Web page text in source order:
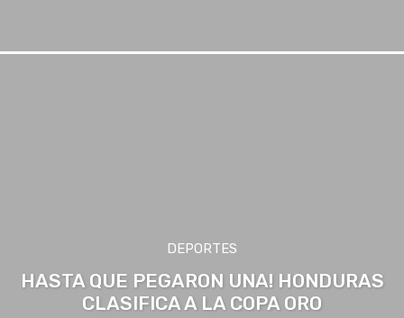
DEPORTES
HASTA QUE PEGARON UNA! HONDURAS
CLASIFICA A LA COPA ORO